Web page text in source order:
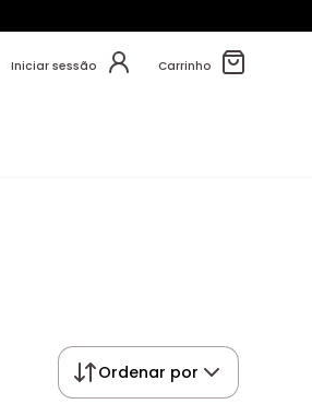
Iniciar sessão Carrinho
Ordenar por